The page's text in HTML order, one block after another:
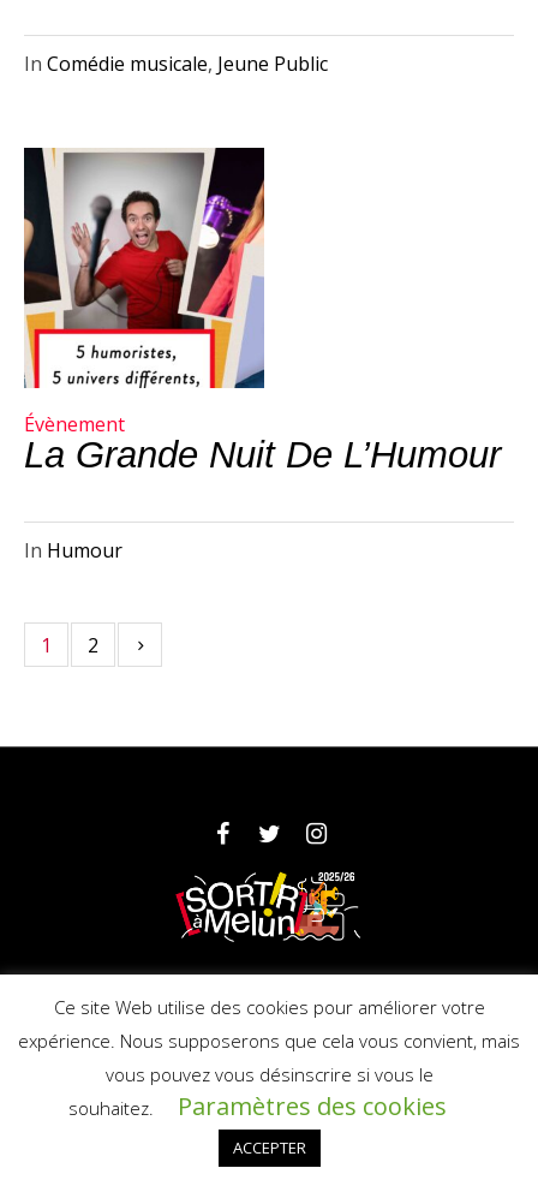
In Comédie musicale, Jeune Public
Évènement
La Grande Nuit De L’Humour
In Humour
1 2
Partenaires Mentions légales
© 2025 Ville de Melun - Licence : PLATESV-
R-2019-000706
Ce site Web utilise des cookies pour améliorer votre
expérience. Nous supposerons que cela vous convient, mais
vous pouvez vous désinscrire si vous le
souhaitez.
Paramètres des cookies
ACCEPTER